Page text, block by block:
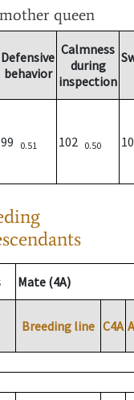
queen
Defensive
behavior
Calmness
during
inspection
99 0.51 102 0.50
Mate (4A)
Breeding line C4A